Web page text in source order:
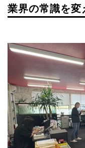
業界の常識を変